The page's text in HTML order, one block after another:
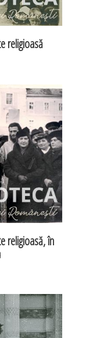
religioasă
religioasă, în